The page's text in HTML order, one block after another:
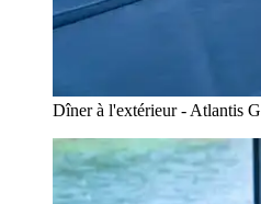
Dîner à l'extérieur - Atlantis G